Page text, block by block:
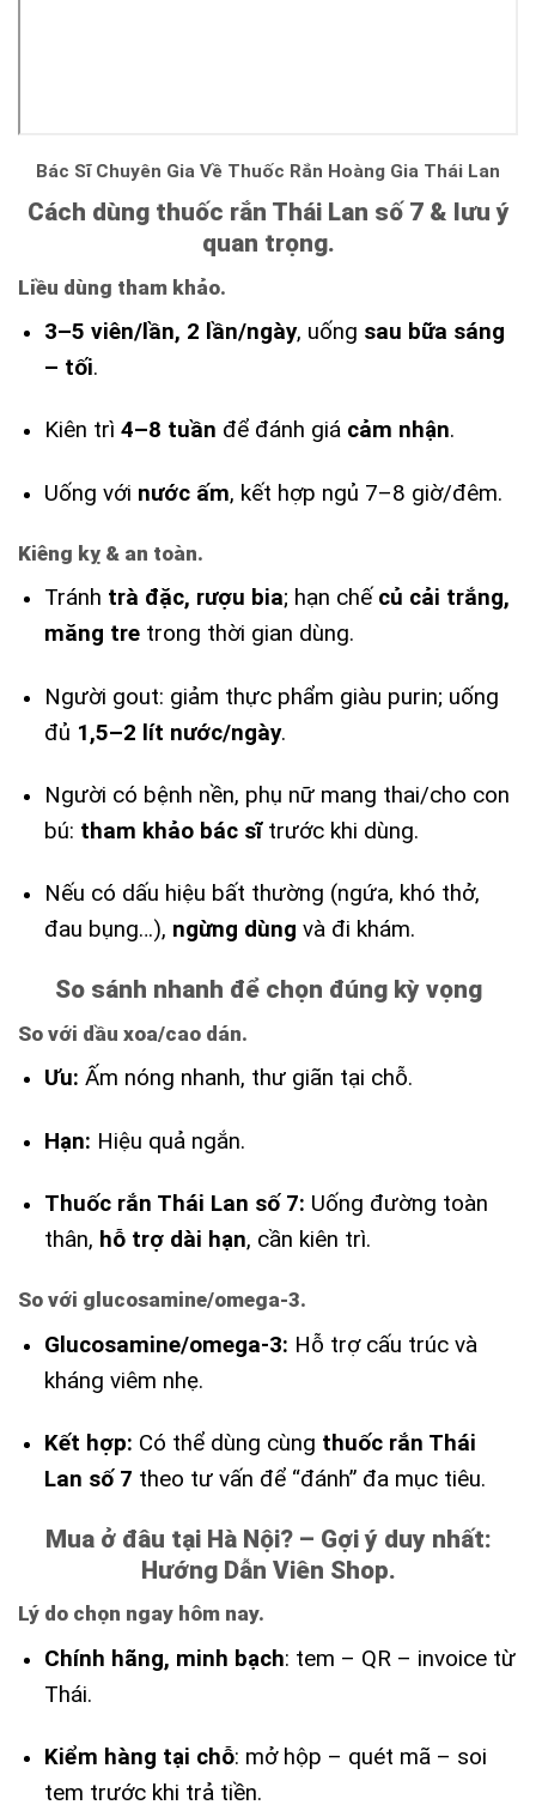
Bác Sĩ Chuyên Gia Về Thuốc Rắn Hoàng Gia Thái Lan
Cách dùng thuốc rắn Thái Lan số 7 & lưu ý
quan trọng.
Liều dùng tham khảo.
3–5 viên/lần, 2 lần/ngày, uống sau bữa sáng
– tối.
Kiên trì4–8 tuần để đánh giá cảm nhận.
Uống với nước ấm, kết hợp ngủ 7–8 giờ/đêm.
Kiêng kỵ & an toàn.
Tránh trà đặc, rượu bia; hạn chế củ cải trắng,
măng tre trong thời gian dùng.
Người gout: giảm thực phẩm giàu purin; uống
đủ 1,5–2 lít nước/ngày.
Người có bệnh nền, phụ nữ mang thai/cho con
bú: tham khảo bác sĩtrước khi dùng.
Nếu có dấu hiệu bất thường (ngứa, khó thở,
đau bụng…), ngừng dùng và đi khám.
So sánh nhanh để chọn đúng kỳ vọng
So với dầu xoa/cao dán.
Ưu: Ấm nóng nhanh, thư giãn tại chỗ.
Hạn: Hiệu quả ngắn.
Thuốc rắn Thái Lan số 7: Uống đường toàn
thân, hỗ trợ dài hạn, cần kiên trì.
So với glucosamine/omega-3.
Glucosamine/omega-3: Hỗ trợ cấu trúc và
kháng viêm nhẹ.
Kết hợp: Có thể dùng cùng thuốc rắn Thái
Lan số 7 theo tư vấn để “đánh” đa mục tiêu.
Mua ở đâu tại Hà Nội? – Gợi ý duy nhất:
Hướng Dẫn Viên Shop.
Lý do chọn ngay hôm nay.
Chính hãng, minh bạch: tem – QR – invoice từ
Thái.
Kiểm hàng tại chỗ: mở hộp – quét mã – soi
tem trước khi trả tiền.